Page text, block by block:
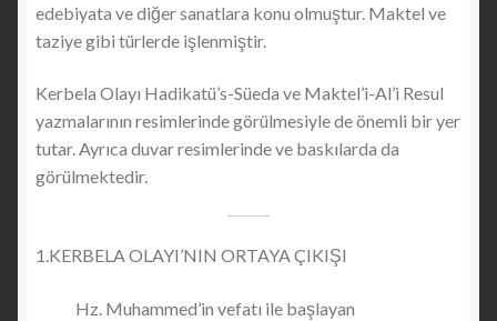
edebiyata ve diğer sanatlara konu olmuştur. Maktel ve
taziye gibi türlerde işlenmiştir.
Kerbela Olayı Hadikatü’s-Süeda ve Maktel’i-Al’i Resul
yazmalarının resimlerinde görülmesiyle de önemli bir yer
tutar. Ayrıca duvar resimlerinde ve baskılarda da
görülmektedir.
1.KERBELA OLAYI’NIN ORTAYA ÇIKIŞI
Hz. Muhammed’in vefatı ile başlayan